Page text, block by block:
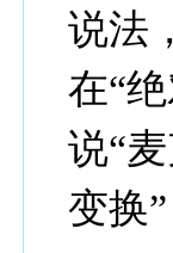
说法
在“
说“
变换